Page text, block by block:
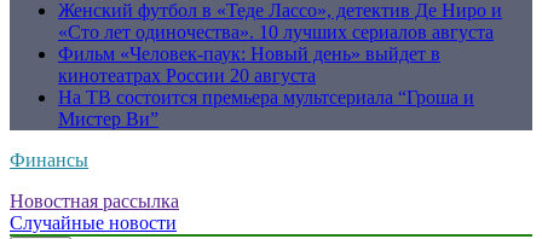
Женский футбол в «Теде Лассо», детектив Де Ниро и
«Сто лет одиночества». 10 лучших сериалов августа
Фильм «Человек-паук: Новый день» выйдет в
кинотеатрах России 20 августа
На ТВ состоится премьера мультсериала “Гроша и
Мистер Ви”
Финансы
Новостная рассылка
Случайные новости